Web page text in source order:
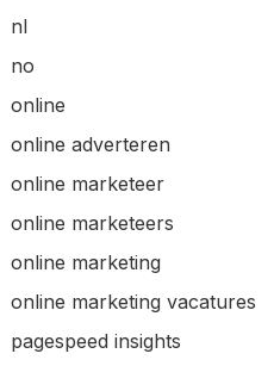
nl
no
online
online adverteren
online marketeer
online marketeers
online marketing
online marketing vacatures
pagespeed insights